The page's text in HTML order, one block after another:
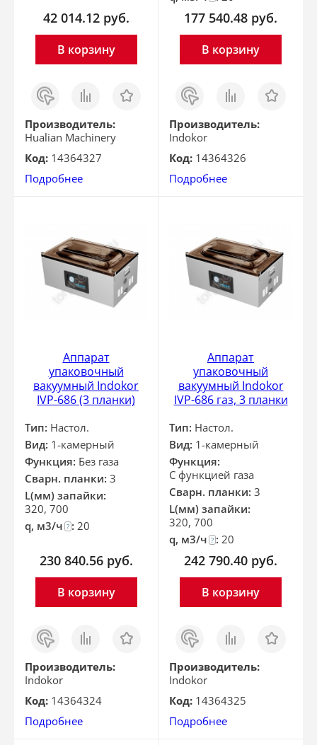
42 014.12 руб.
В корзину
Заказ
в 1
клик
Сравнить Отложить
Производитель:
Hualian Machinery
Код: 14364327
Подробнее
177 540.48 руб.
В корзину
Заказ
в 1
клик
Сравнить Отложить
Производитель:
Indokor
Код: 14364326
Подробнее
Аппарат
упаковочный
вакуумный Indokor
IVP-686 (3 планки)
Тип: Настол.
Вид: 1-камерный
Функция: Без газа
Сварн. планки: 3
L(мм) запайки:
320, 700
q, м3/ч ? : 20
230 840.56 руб.
В корзину
Заказ
в 1
клик
Сравнить Отложить
Производитель:
Indokor
Код: 14364324
Подробнее
Аппарат
упаковочный
вакуумный Indokor
IVP-686 газ, 3 планки
Тип: Настол.
Вид: 1-камерный
Функция:
С функцией газа
Сварн. планки: 3
L(мм) запайки:
320, 700
q, м3/ч ? : 20
242 790.40 руб.
В корзину
Заказ
в 1
клик
Сравнить Отложить
Производитель:
Indokor
Код: 14364325
Подробнее